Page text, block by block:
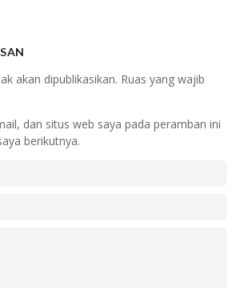
akan dipublikasikan. Ruas yang wajib
dan situs web saya pada peramban ini
berikutnya.